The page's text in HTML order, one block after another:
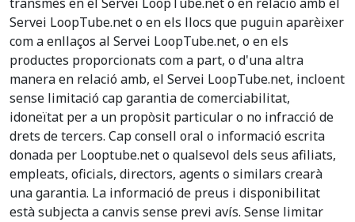
Servei LoopTube.net o en els llocs que puguin aparèixer
com a enllaços al Servei LoopTube.net, o en els
productes proporcionats com a part, o d'una altra
manera en relació amb, el Servei LoopTube.net, incloent
sense limitació cap garantia de comerciabilitat,
idoneïtat per a un propòsit particular o no infracció de
drets de tercers. Cap consell oral o informació escrita
donada per Looptube.net o qualsevol dels seus afiliats,
empleats, oficials, directors, agents o similars crearà
una garantia. La informació de preus i disponibilitat
està subjecta a canvis sense previ avís. Sense limitar